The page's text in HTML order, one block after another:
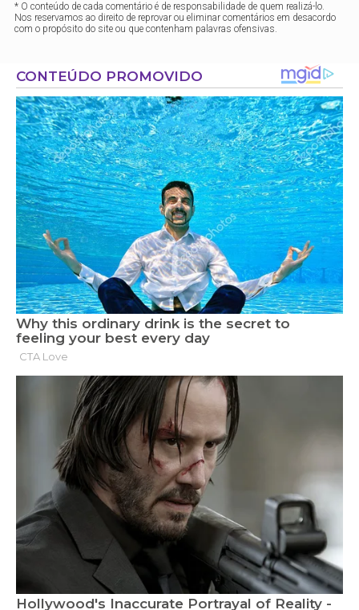
* O conteúdo de cada comentário é de responsabilidade de quem realizá-lo.
Nos reservamos ao direito de reprovar ou eliminar comentários em desacordo
com o propósito do site ou que contenham palavras ofensivas.